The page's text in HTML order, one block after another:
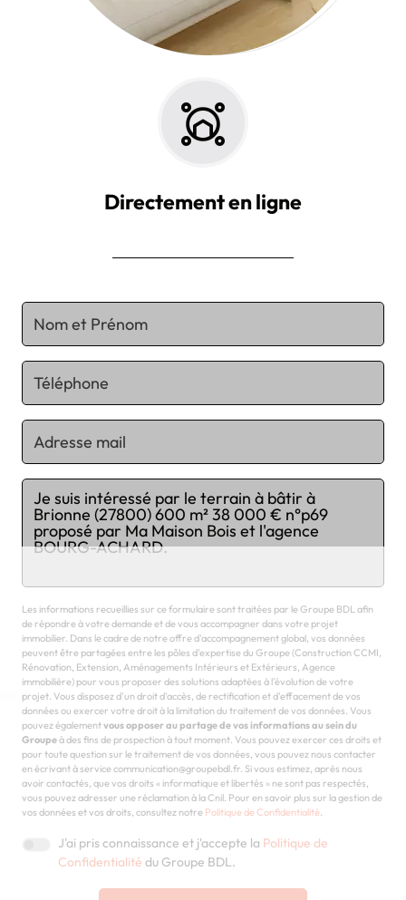
Directement en ligne
Chargement...
Les informations recueillies sur ce formulaire sont traitées par le Groupe BDL afin
de répondre à votre demande et de vous accompagner dans votre projet
immobilier. Dans le cadre de notre offre d'accompagnement global, vos données
peuvent être partagées entre les pôles d'expertise du Groupe (Construction CCMI,
Rénovation, Extension, Aménagements Intérieurs et Extérieurs, Agence
immobilière) pour vous proposer des solutions adaptées à l'évolution de votre
projet. Vous disposez d'un droit d'accès, de rectification et d'effacement de vos
données ou exercer votre droit à la limitation du traitement de vos données. Vous
pouvez égalementvous opposer au partage de vos informations au sein du
Groupeà des fins de prospection à tout moment. Vous pouvez exercer ces droits et
pour toute question sur le traitement de vos données, vous pouvez nous contacter
en écrivant à service communication@groupebdl.fr. Si vous estimez, après nous
avoir contactés, que vos droits « informatique et libertés » ne sont pas respectés,
vous pouvez adresser une réclamation à la Cnil. Pour en savoir plus sur la gestion de
vos données et vos droits, consultez notre Politique de Confidentialité.
J'ai pris connaissance et j'accepte la Politique de
Confidentialité du Groupe BDL.